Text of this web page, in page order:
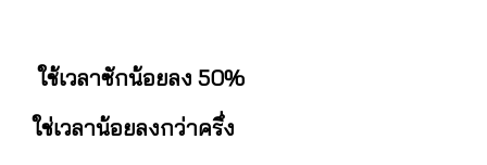
ใช้เวลาซักน้อยลง 50%
ใช่เวลาน้อยลงกว่าครึ่ง